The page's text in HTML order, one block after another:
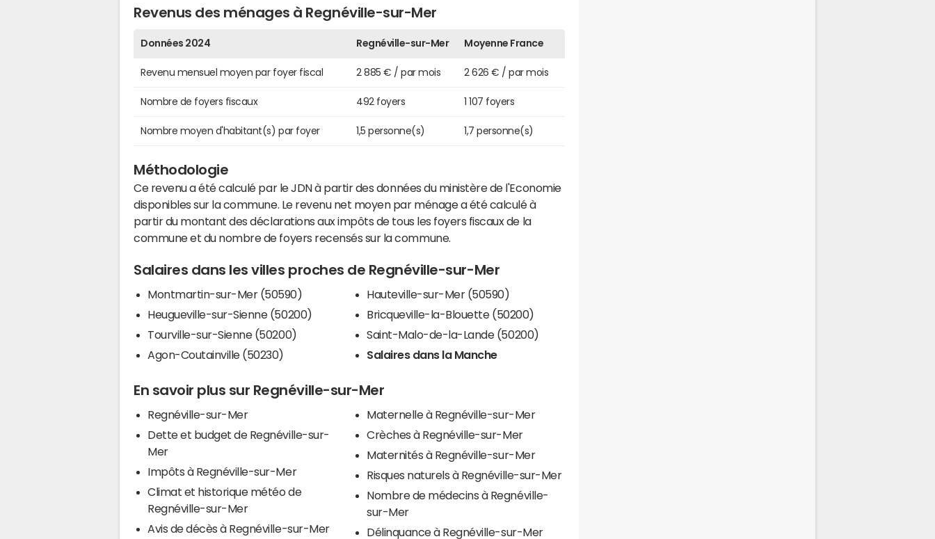
Revenus des ménages à Regnéville-sur-Mer
Données 2024 Regnéville-sur-Mer Moyenne France
Revenu mensuel moyen par foyer fiscal 2 885 € / par mois 2 626 € / par mois
Nombre de foyers fiscaux 492 foyers 1 107 foyers
Nombre moyen d'habitant(s) par foyer 1,5 personne(s) 1,7 personne(s)
Méthodologie
Ce revenu a été calculé par le JDN à partir des données du ministère de l'Economie
disponibles sur la commune. Le revenu net moyen par ménage a été calculé à
partir du montant des déclarations aux impôts de tous les foyers fiscaux de la
commune et du nombre de foyers recensés sur la commune.
Salaires dans les villes proches de Regnéville-sur-Mer
Montmartin-sur-Mer (50590)
Heugueville-sur-Sienne (50200)
Tourville-sur-Sienne (50200)
Agon-Coutainville (50230)
Hauteville-sur-Mer (50590)
Bricqueville-la-Blouette (50200)
Saint-Malo-de-la-Lande (50200)
Salaires dans la Manche
En savoir plus sur Regnéville-sur-Mer
Regnéville-sur-Mer
Dette et budget de Regnéville-sur-
Mer
Impôts à Regnéville-sur-Mer
Climat et historique météo de
Regnéville-sur-Mer
Avis de décès à Regnéville-sur-Mer
Maternelle à Regnéville-sur-Mer
Crèches à Regnéville-sur-Mer
Maternités à Regnéville-sur-Mer
Risques naturels à Regnéville-sur-Mer
Nombre de médecins à Regnéville-
sur-Mer
Délinquance à Regnéville-sur-Mer